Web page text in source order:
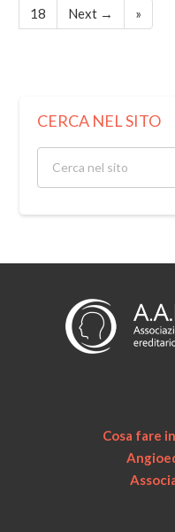
18
Next → »
CERCA NEL SITO
Cosa fare